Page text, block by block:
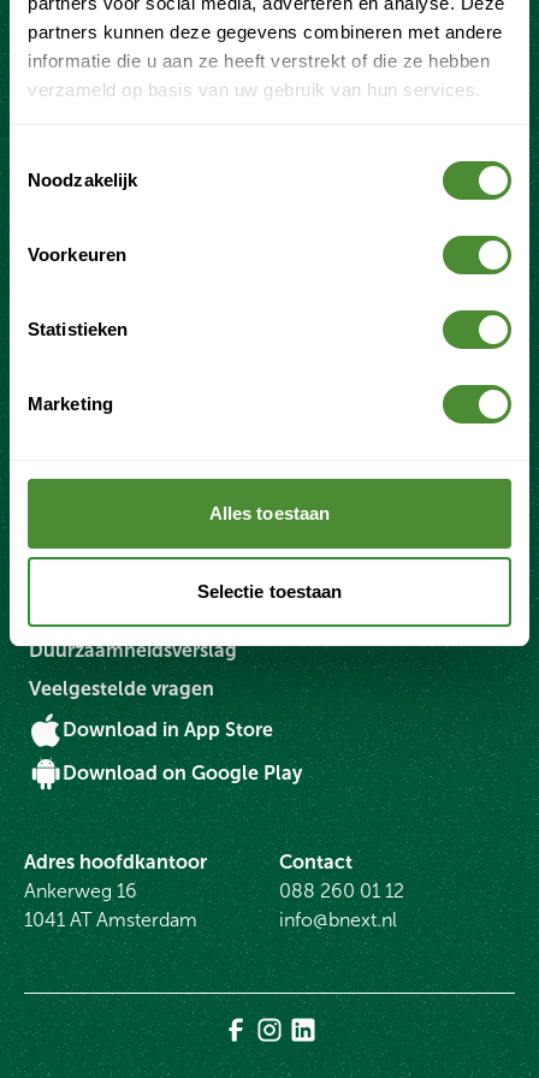
partners kunnen deze gegevens combineren met andere
informatie die u aan ze heeft verstrekt of die ze hebben
verzameld op basis van uw gebruik van hun services.
Noodzakelijk
Voorkeuren
Statistieken
Marketing
Alles toestaan
Selectie toestaan
veranderingen in wet- en regelgeving.
Adres hoofdkantoor
Ankerweg 16
1041 AT Amsterdam
Contact
088 260 01 12
info@bnext.nl
Vestigingen
Duurzaamheidsverslag
Veelgestelde vragen
Download in App Store
Download on Google Play